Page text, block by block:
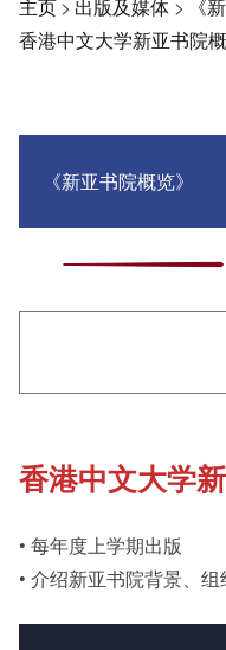
主页> 出版及媒体 > 《
香港中文大学新亚书院
《新亚书院概览》
《新亚生活月刊》
社交媒体专栏
《新亚简讯》
香港中文大学
• 每年度上学期出版
• 介绍新亚书院背景、